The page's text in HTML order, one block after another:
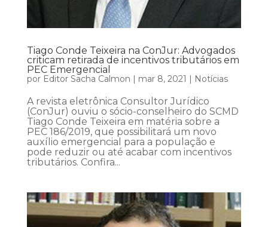
Tiago Conde Teixeira na ConJur: Advogados
criticam retirada de incentivos tributários em
PEC Emergencial
por Editor Sacha Calmon | mar 8, 2021 | Notícias
A revista eletrônica Consultor Jurídico
(ConJur) ouviu o sócio-conselheiro do SCMD
Tiago Conde Teixeira em matéria sobre a
PEC 186/2019, que possibilitará um novo
auxílio emergencial para a população e
pode reduzir ou até acabar com incentivos
tributários. Confira...